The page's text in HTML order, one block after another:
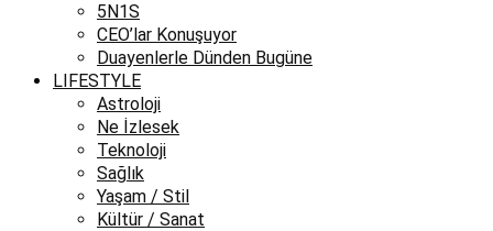
5N1S
CEO’lar Konuşuyor
Duayenlerle Dünden Bugüne
LIFESTYLE
Astroloji
Ne İzlesek
Teknoloji
Sağlık
Yaşam / Stil
Kültür / Sanat